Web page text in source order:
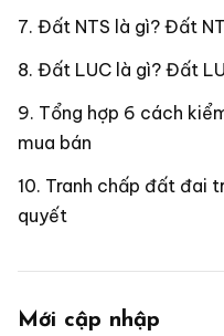
Đất NTS là gì? Đất
Đất LUC là gì? Đất
Tổng hợp 6 cách
mua bán
Tranh chấp đất đai
quyết
Mới cập nhập